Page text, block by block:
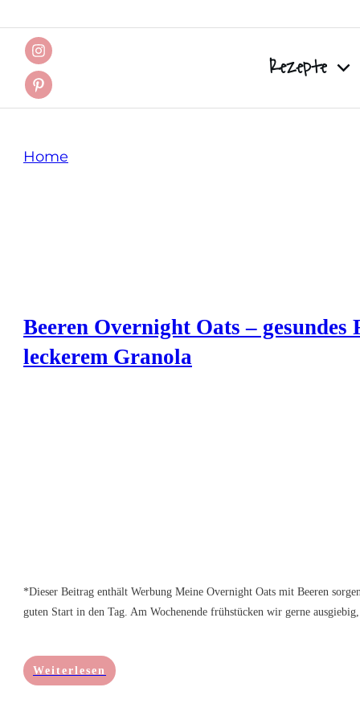
Rezepte
Home
Beeren Overnight Oats –
leckerem Granola
*Dieser Beitrag enthält Werbung Meine Overnight Oats mit Beeren
guten Start in den Tag. Am Wochenende frühstücken wir gerne
Weiterlesen